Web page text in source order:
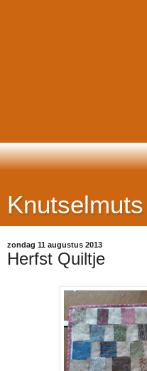
Knutselmuts
zondag 11 augustus 2013
Herfst Quiltje